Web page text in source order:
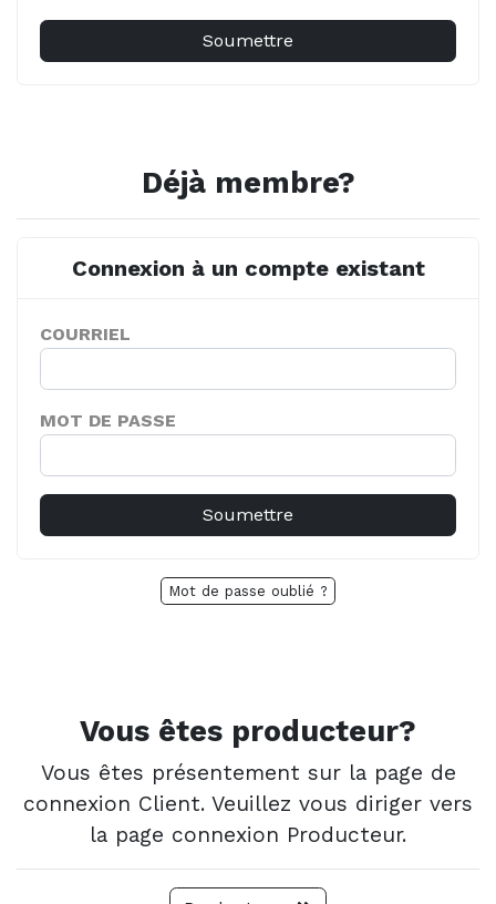
Déjà membre?
Connexion à un compte existant
COURRIEL
MOT DE PASSE
Mot de passe oublié ?
Vous êtes producteur?
Vous êtes présentement sur la page de
connexion Client. Veuillez vous diriger vers
la page connexion Producteur.